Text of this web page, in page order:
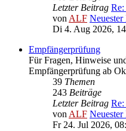
Letzter Beitrag
vonALF Neuester
Di 4. Aug 2026,
Empfängerprüfung
Für Fragen, Hinweise
Empfängerprüfung ab
39 Themen
243 Beiträge
Letzter Beitrag
vonALF Neuester
Fr 24. Jul 2026,